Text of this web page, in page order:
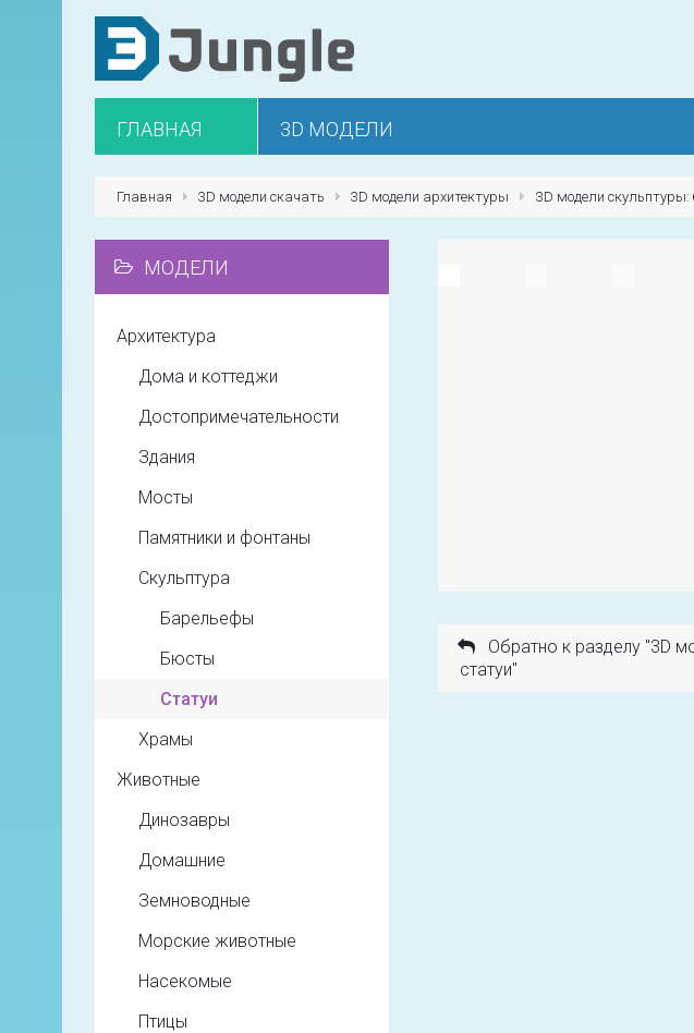
ГЛАВНАЯ 3D МОДЕЛИ
Главная 3D модели скачать 3D модели архитектуры 3D модели
Обратно к разделу "3D
статуи"
МОДЕЛИ
Архитектура
Дома и коттеджи
Достопримечательности
Здания
Мосты
Памятники и фонтаны
Скульптура
Барельефы
Бюсты
Статуи
Храмы
Животные
Динозавры
Домашние
Земноводные
Морские животные
Насекомые
Птицы